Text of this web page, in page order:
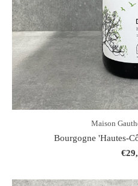
Maison
Bourgogne 'Hautes-